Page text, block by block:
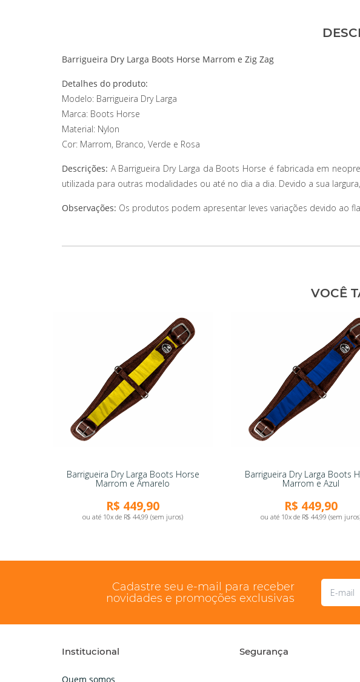
Barrigueira Dry Larga Boots Horse Marrom e Zig Zag
Detalhes do produto:
Modelo: Barrigueira Dry Larga
Marca: Boots Horse
Material: Nylon
Cor: Marrom, Branco, Verde e Rosa
Descrições: A Barrigueira Dry Larga da Boots Horse é fabricada em
utilizada para outras modalidades ou até no dia a dia. Devido a sua
Observações: Os produtos podem apresentar leves variações devido ao
VOCÊ
Barrigueira Dry Larga Boots Horse
Marrom e Amarelo
R$ 449,90
ou até 10x de R$ 44,99 (sem juros)
Barrigueira Dry Larga Boots
Marrom e Azul
R$ 449,90
ou até 10x de R$ 44,99 (sem
Cadastre seu e-mail para receber
novidades e promoções exclusivas
Institucional
Quem somos
Segurança